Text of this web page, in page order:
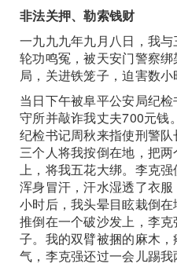
非法关押、勒索钱财
一九九九年九月八日，我
轮功鸣冤，被天安门警察
局，关进铁笼子，迫害数小
当日下午被阜平公安局纪
守所并敲诈我丈夫700元钱
纪检书记周秋来指使刑警
三个人将我按倒在地，把
上，将我五花大绑。李克
浑身冒汗，汗水湿透了衣
小时后，我头晕目眩栽倒
推倒在一个破沙发上，李
子。我的双臂被捆的麻木
气，李克强还过一会儿踢我